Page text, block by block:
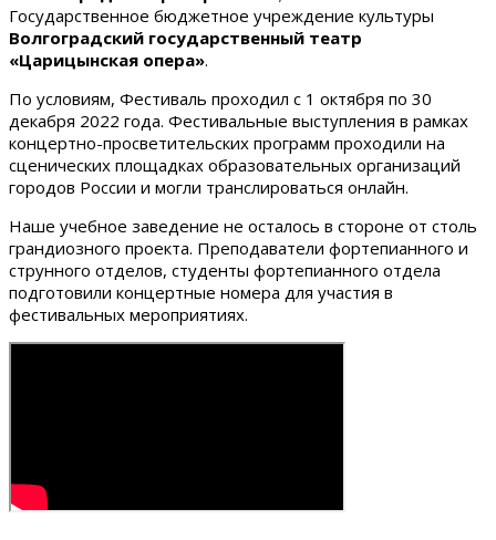
Государственное бюджетное учреждение культуры
Волгоградский государственный театр
«Царицынская опера».
По условиям, Фестиваль проходил с 1 октября по 30
декабря 2022 года. Фестивальные выступления в рамках
концертно-просветительских программ проходили на
сценических площадках образовательных организаций
городов России и могли транслироваться онлайн.
Наше учебное заведение не осталось в стороне от столь
грандиозного проекта. Преподаватели фортепианного и
струнного отделов, студенты фортепианного отдела
подготовили концертные номера для участия в
фестивальных мероприятиях.